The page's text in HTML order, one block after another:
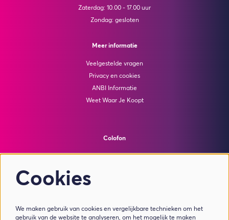
Zaterdag: 10.00 - 17.00 uur
Zondag: gesloten
Meer informatie
Veelgestelde vragen
Privacy en cookies
ANBI Informatie
Weet Waar Je Koopt
Colofon
Cookies
We maken gebruik van cookies en vergelijkbare technieken om het
gebruik van de website te analyseren, om het mogelijk te maken